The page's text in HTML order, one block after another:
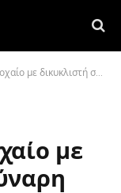
δικυκλιστή στη Γούναρη
με